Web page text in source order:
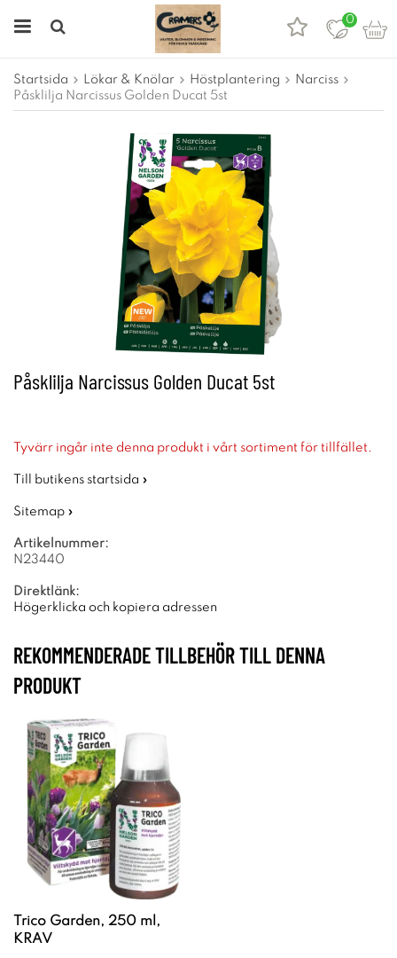
0
Startsida Lökar & Knölar Höstplantering
Narciss
Påsklilja Narcissus Golden Ducat 5st
Påsklilja Narcissus Golden Ducat 5st
Tyvärr ingår inte denna produkt i vårt sortiment för tillfället.
Till butikens startsida »
Sitemap »
Artikelnummer:
N23440
Direktlänk:
Högerklicka och kopiera adressen
REKOMMENDERADE TILLBEHÖR TILL DENNA
PRODUKT
Trico Garden, 250 ml,
KRAV